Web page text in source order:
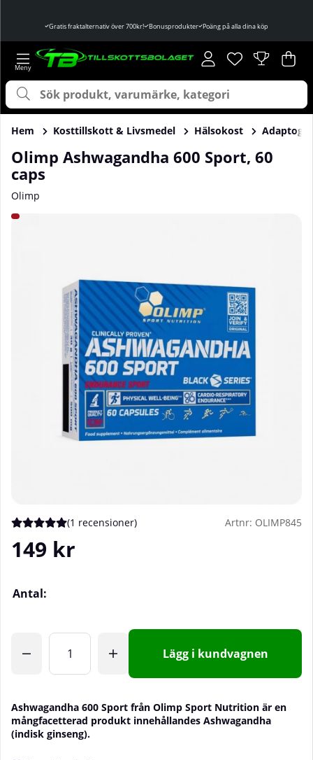
Gratis fraktalternativ över 700kr! Bonusprodukter Poäng på alla dina köp
Önskelista
Antal i
. .
Hem Kosttillskott & Livsmedel Hälsokost
Olimp Ashwagandha 600 Sport, 60
caps
Olimp
Produktbilder Olimp Ashwagandha 600 Sport, 60 caps
Medelbetyg 5 av 5 Antal betyg 1
(1 recensioner) Artnr: OLIMP845
149 kr
Antal:
Lägg i kundvagnen
Ashwagandha 600 Sport från Olimp Sport Nutrition är en
mångfacetterad produkt innehållandes Ashwagandha
(indisk ginseng).